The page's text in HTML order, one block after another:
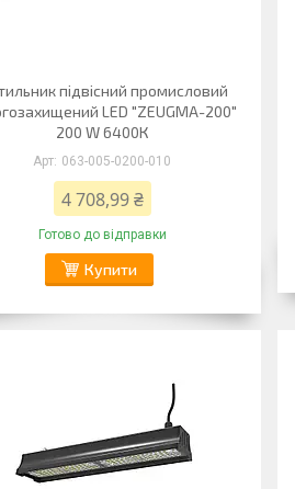
підвісний промисловий
LED "ZEUGMA-200"
200 W 6400К
063-005-0200-010
4 708,99 ₴
Готово до відправки
Купити